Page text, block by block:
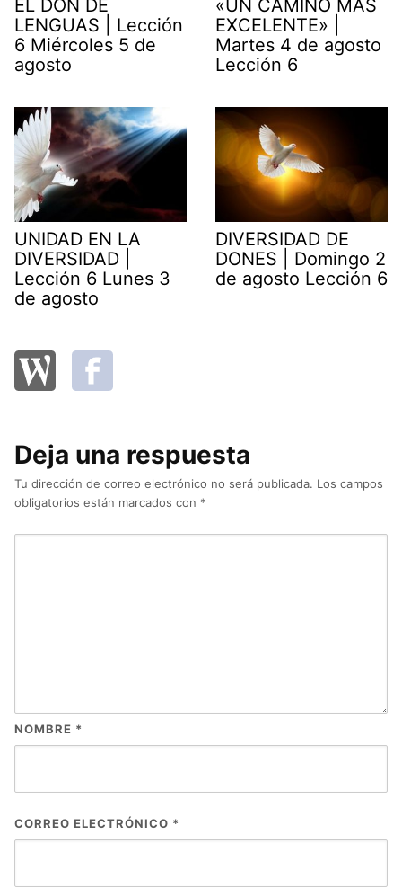
EL DON DE
LENGUAS | Lección
6 Miércoles 5 de
agosto
«UN CAMINO MÁS
EXCELENTE» |
Martes 4 de agosto
Lección 6
UNIDAD EN LA
DIVERSIDAD |
Lección 6 Lunes 3
de agosto
DIVERSIDAD DE
DONES | Domingo 2
de agosto Lección 6
Deja una respuesta
Tu dirección de correo electrónico no será publicada. Los campos
obligatorios están marcados con *
NOMBRE *
CORREO ELECTRÓNICO *